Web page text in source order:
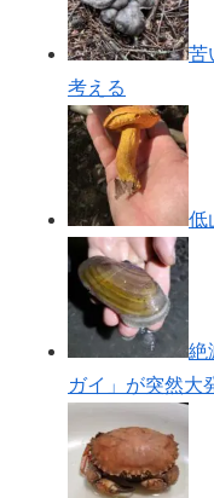
苦
考える
低
絶
ガイ」が突然大